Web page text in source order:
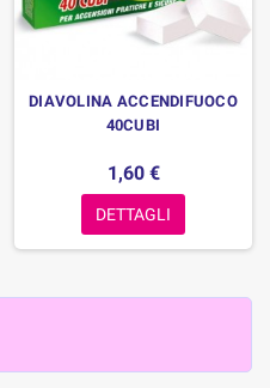
DIAVOLINA ACCENDIFUOCO
40CUBI
1,60 €
DETTAGLI